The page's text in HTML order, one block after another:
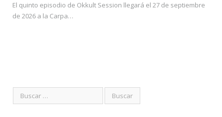
El quinto episodio de Okkult Session llegará el 27 de septiembre
de 2026 a la Carpa…